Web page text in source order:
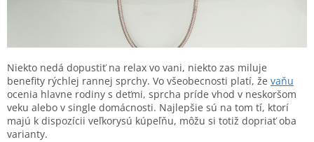
Niekto nedá dopustiť na relax vo vani, niekto zas miluje
benefity rýchlej rannej sprchy. Vo všeobecnosti platí, že vaňu
ocenia hlavne rodiny s deťmi, sprcha príde vhod v neskoršom
veku alebo v single domácnosti. Najlepšie sú na tom tí, ktorí
majú k dispozícii veľkorysú kúpeľňu, môžu si totiž dopriať oba
varianty.